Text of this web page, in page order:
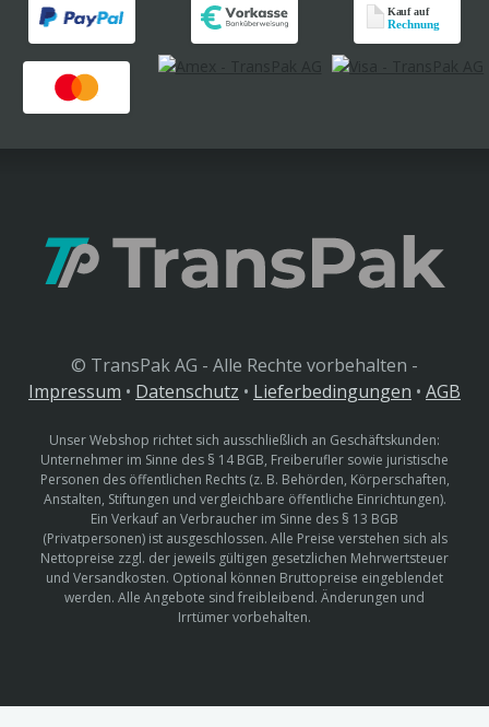
© TransPak AG - Alle Rechte vorbehalten -
Impressum • Datenschutz • Lieferbedingungen • AGB
Unser Webshop richtet sich ausschließlich an Geschäftskunden:
Unternehmer im Sinne des § 14 BGB, Freiberufler sowie juristische
Personen des öffentlichen Rechts (z. B. Behörden, Körperschaften,
Anstalten, Stiftungen und vergleichbare öffentliche Einrichtungen).
Ein Verkauf an Verbraucher im Sinne des § 13 BGB
(Privatpersonen) ist ausgeschlossen. Alle Preise verstehen sich als
Nettopreise zzgl. der jeweils gültigen gesetzlichen Mehrwertsteuer
und Versandkosten. Optional können Bruttopreise eingeblendet
werden. Alle Angebote sind freibleibend. Änderungen und
Irrtümer vorbehalten.